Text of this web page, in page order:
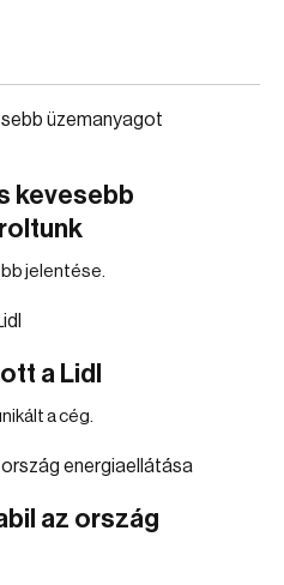
kevesebb
jelentése.
a Lidl
a cég.
az ország